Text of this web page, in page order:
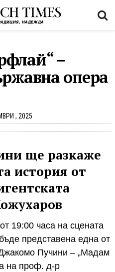
–
опера
, 2025
ще разкаже
история от
19:00 часа на сцената
представена една от
Пучини – „Мадам
на проф. д-р